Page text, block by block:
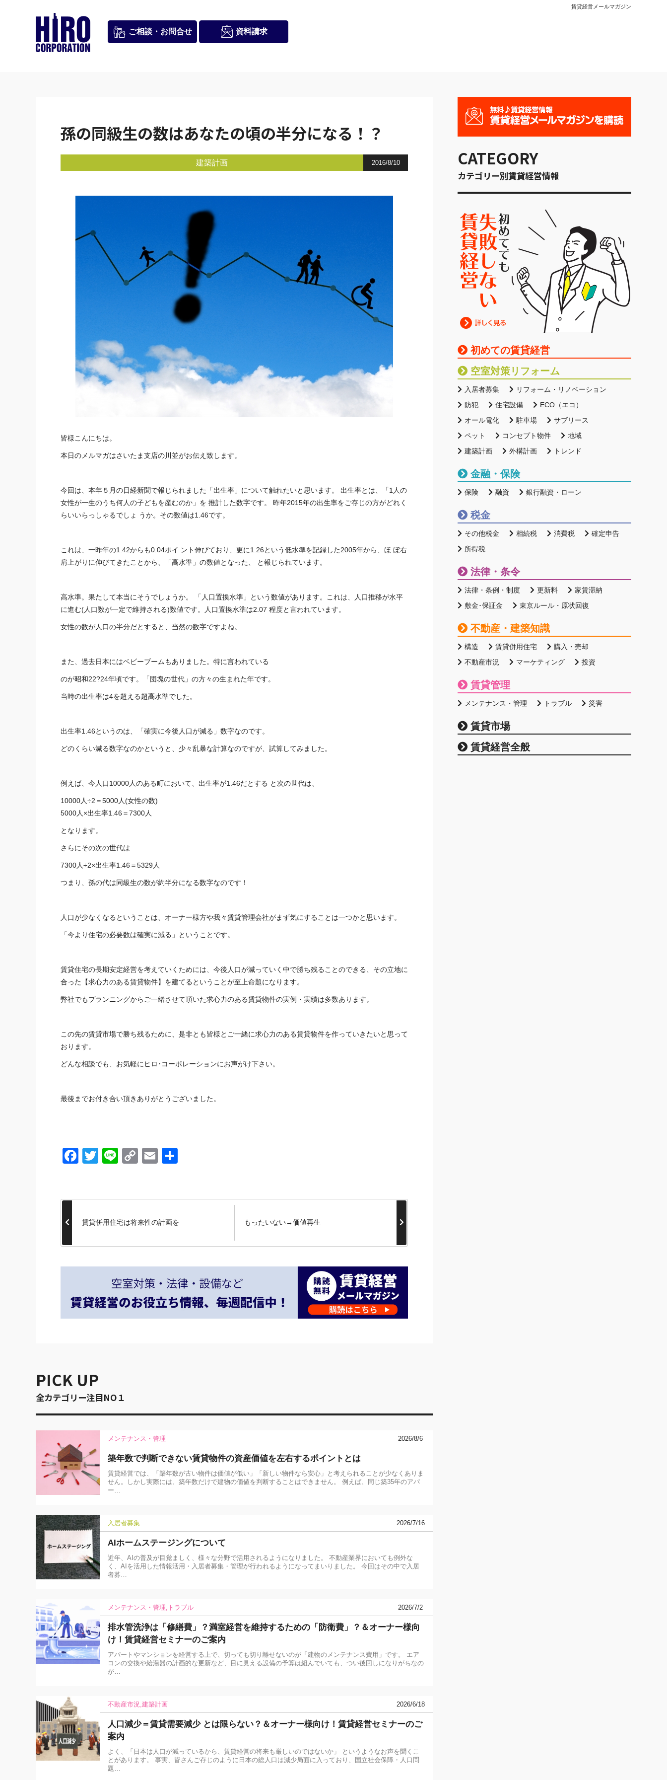
賃貸経営メールマガジン
ご相談・ お問合せ 資料請求
孫の同級生の数はあなたの頃の半分になる！？
建築計画 2016/8/10
皆様こんにちは。
本日のメルマガはさいたま支店の川並がお伝え致します。
今回は、本年５月の日経新聞で報じられました「出生率」について触れたいと思います。 出生率とは、「1人の
女性が一生のうち何人の子どもを産むのか」を 推計した数字です。 昨年2015年の出生率をご存じの方がどれく
らいいらっしゃるでしょ うか。その数値は1.46です。
これは、一昨年の1.42からも0.04ポイ ント伸びており、更に1.26という低水準を記録した2005年から、ほ ぼ右
肩上がりに伸びてきたことから、「高水準」の数値となった、 と報じられています。
高水準。果たして本当にそうでしょうか。 「人口置換水準」という数値があります。これは、人口推移が水平
に進む(人口数が一定で維持される)数値です。人口置換水準は2.07 程度と言われています。
女性の数が人口の半分だとすると、当然の数字ですよね。
また、過去日本にはベビーブームもありました。特に言われている
のが昭和22?24年頃です。「団塊の世代」の方々の生まれた年です。
当時の出生率は4を超える超高水準でした。
出生率1.46というのは、「確実に今後人口が減る」数字なのです。
どのくらい減る数字なのかというと、少々乱暴な計算なのですが、試算してみました。
例えば、今人口10000人のある町において、出生率が1.46だとする と次の世代は、
10000人÷2＝5000人(女性の数)
5000人×出生率1.46＝7300人
となります。
さらにその次の世代は
7300人÷2×出生率1.46＝5329人
つまり、孫の代は同級生の数が約半分になる数字なのです！
人口が少なくなるということは、オーナー様方や我々賃貸管理会社がまず気にすることは一つかと思います。
「今より住宅の必要数は確実に減る」ということです。
賃貸住宅の長期安定経営を考えていくためには、今後人口が減っていく中で勝ち残ることのできる、その立地に
合った【求心力のある賃貸物件】を建てるということが至上命題になります。
弊社でもプランニングからご一緒させて頂いた求心力のある賃貸物件の実例・実績は多数あります。
この先の賃貸市場で勝ち残るために、是非とも皆様とご一緒に求心力のある賃貸物件を作っていきたいと思って
おります。
どんな相談でも、お気軽にヒロ･コーポレーションにお声がけ下さい。
最後までお付き合い頂きありがとうございました。
Facebook
Twitter
LineCopyEmail
賃貸併用住宅は将来性の計画を もったいない→価値再生
PICK UP
全カテゴリー注目NO１
メンテナンス・管理 2026/8/6
築年数で判断できない賃貸物件の資産価値を左右するポイントとは
賃貸経営では、「築年数が古い物件は価値が低い」「新しい物件なら安心」と考えられることが少なくありま
せん。しかし実際には、築年数だけで建物の価値を判断することはできません。 例えば、同じ築35年のアパ
ー…
入居者募集 2026/7/16
AIホームステージングについて
近年、AIの普及が目覚ましく、様々な分野で活用されるようになりました。 不動産業界においても例外な
く、AIを活用した情報活用・入居者募集・管理が行われるようになってまいりました。 今回はその中で入居
者募…
メンテナンス・管理 トラブル 2026/7/2
排水管洗浄は「修繕費」？満室経営を維持するための「防衛費」？＆オーナー様向
け！賃貸経営セミナーのご案内
アパートやマンションを経営する上で、切っても切り離せないのが「建物のメンテナンス費用」です。 エア
コンの交換や給湯器の計画的な更新など、目に見える設備の予算は組んでいても、つい後回しになりがちなの
が…
不動産市況 建築計画 2026/6/18
人口減少＝賃貸需要減少 とは限らない？＆オーナー様向け！賃貸経営セミナーのご
案内
よく、「日本は人口が減っているから、賃貸経営の将来も厳しいのではないか」 というようなお声を聞くこ
とがあります。 事実、皆さんご存じのように日本の総人口は減少局面に入っており、国立社会保障・人口問
題…
CATEGORY
カテゴリー別賃貸経営情報
初めての賃貸経営
空室対策リフォーム
入居者募集
リフォーム・リノベーション
防犯
住宅設備
ECO（エコ）
オール電化
駐車場
サブリース
ペット
コンセプト物件
地域
建築計画
外構計画 トレンド
金融・保険
保険 融資 銀行融資・ローン
税金
その他税金 相続税 消費税
確定申告
所得税
法律・条令
法律・条例・制度 更新料
家賃滞納
敷金･保証金
東京ルール・原状回復
不動産・建築知識
構造 賃貸併用住宅
購入・売却
不動産市況
マーケティング 投資
賃貸管理
メンテナンス・管理 トラブル 災害
賃貸市場
賃貸経営全般